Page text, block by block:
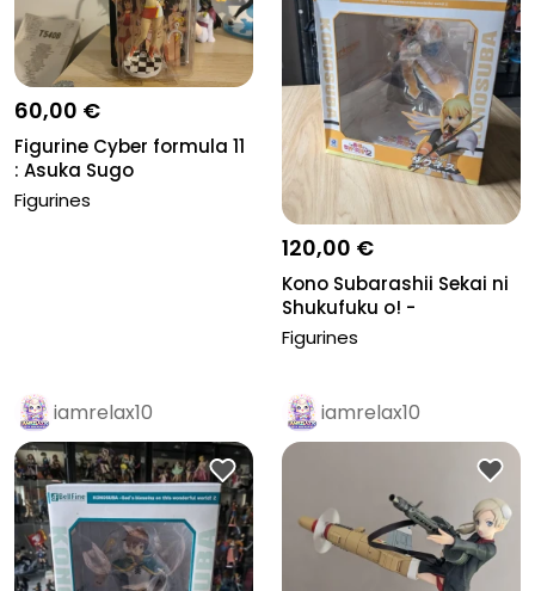
60,00 €
Figurine Cyber formula 11
: Asuka Sugo
Figurines
120,00 €
Kono Subarashii Sekai ni
Shukufuku o! -
Dustiness...
Figurines
iamrelax10 iamrelax10